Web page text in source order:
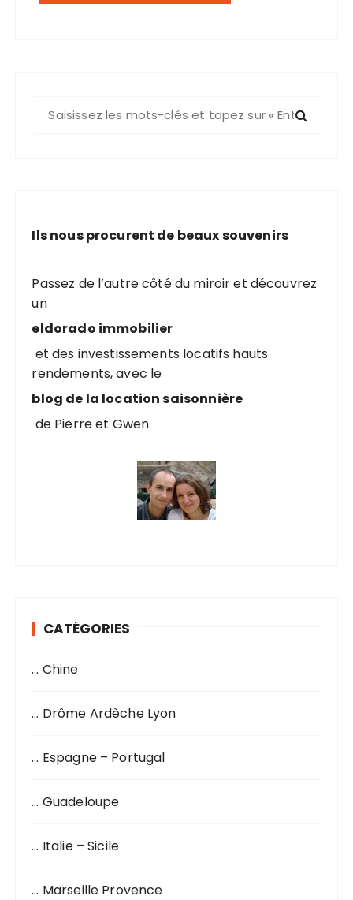
h
p
o
u
:
Ils nous procurent de beaux souvenirs
Passez de l’autre côté du miroir et découvrez
un
eldorado immobilier
et des investissements locatifs hauts
rendements, avec le
blog de la location saisonnière
de Pierre et Gwen
CATÉGORIES
… Chine
… Drôme Ardèche Lyon
… Espagne – Portugal
… Guadeloupe
… Italie – Sicile
… Marseille Provence